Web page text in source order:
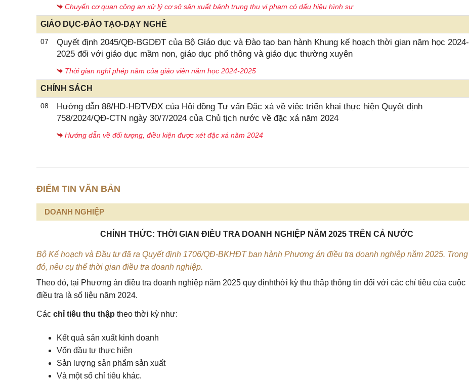
Chuyển cơ quan công an xử lý cơ sở sản xuất bánh trung thu vi phạm có dấu hiệu hình sự
GIÁO DỤC-ĐÀO TẠO-DẠY NGHỀ
07
Quyết định 2045/QĐ-BGDĐT của Bộ Giáo dục và Đào tạo ban hành Khung kế hoạch thời gian năm học 2024-
2025 đối với giáo dục mầm non, giáo dục phổ thông và giáo dục thường xuyên
Thời gian nghỉ phép năm của giáo viên năm học 2024-2025
CHÍNH SÁCH
08
Hướng dẫn 88/HD-HĐTVĐX của Hội đồng Tư vấn Đặc xá về việc triển khai thực hiện Quyết định
758/2024/QĐ-CTN ngày 30/7/2024 của Chủ tịch nước về đặc xá năm 2024
Hướng dẫn về đối tượng, điều kiện được xét đặc xá năm 2024
ĐIỂM TIN VĂN BẢN
DOANH NGHIỆP
CHÍNH THỨC: THỜI GIAN ĐIỀU TRA DOANH NGHIỆP NĂM 2025 TRÊN CẢ NƯỚC
Bộ Kế hoạch và Đầu tư đã ra Quyết định 1706/QĐ-BKHĐT ban hành Phương án điều tra doanh nghiệp năm 2025. Trong
đó, nêu cụ thể thời gian điều tra doanh nghiệp.
Theo đó, tại Phương án điều tra doanh nghiệp năm 2025 quy địnhthời kỳ thu thập thông tin đối với các chỉ tiêu của cuộc
điều tra là số liệu năm 2024.
Các chỉ tiêu thu thập theo thời kỳ như:
Kết quả sản xuất kinh doanh
Vốn đầu tư thực hiện
Sản lượng sản phẩm sản xuất
Và một số chỉ tiêu khác.